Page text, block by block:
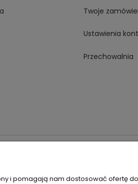
Twoje
Ustawienia
Przechowalnia
i pomagają nam dostosować ofertę